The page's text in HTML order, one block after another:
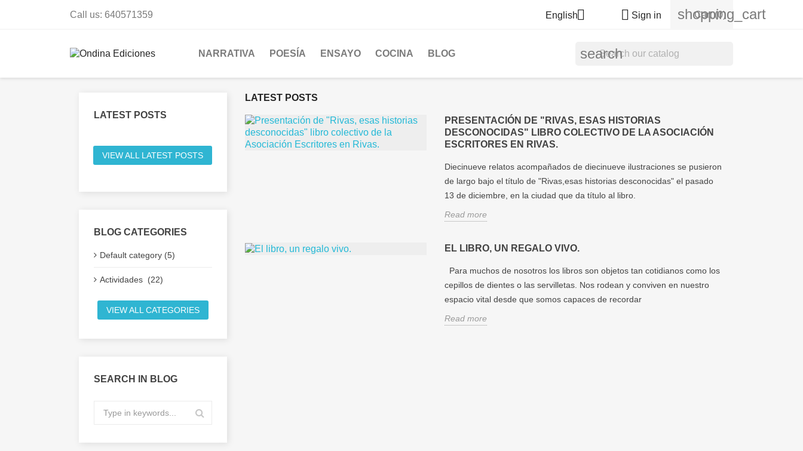
Call us: 640571359 English  Sign in shopping_cart
Cart (0)
NARRATIVA POESÍA ENSAYO COCINA BLOG search
LATEST POSTS
VIEW ALL LATEST POSTS
BLOG CATEGORIES
Default category (5)
Actividades (22)
VIEW ALL CATEGORIES
SEARCH IN BLOG
LATEST POSTS
PRESENTACIÓN DE "RIVAS, ESAS HISTORIAS
DESCONOCIDAS" LIBRO COLECTIVO DE LA ASOCIACIÓN
ESCRITORES EN RIVAS.
Diecinueve relatos acompañados de diecinueve ilustraciones se pusieron
de largo bajo el título de "Rivas,esas historias desconocidas" el pasado
13 de diciembre, en la ciudad que da título al libro.
Read more
EL LIBRO, UN REGALO VIVO.
Para muchos de nosotros los libros son objetos tan cotidianos como los
cepillos de dientes o las servilletas. Nos rodean y conviven en nuestro
espacio vital desde que somos capaces de recordar
Read more